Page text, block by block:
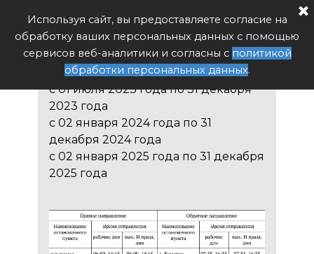
Используя сайт, вы предоставляете согласие на
обработку ваших персональных данных с помощью
сервисов веб-аналитики и согласны с политикой
обработки персональных данных.
Поиск
170 Узловая - Бутырки
с 01 июля 2023 года по 31 декабря
2023 года
с 02 января 2024 года по 31
декабря 2024 года
с 02 января 2025 года по 31 декабря
2025 года